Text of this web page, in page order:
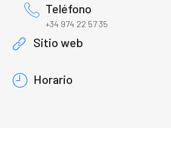
Teléfono
+34 974 22 57 35
Sitio web
Horario